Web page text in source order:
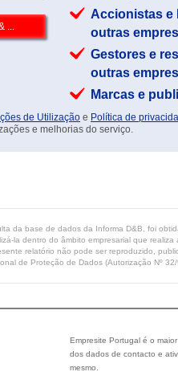
Accionistas e
outras
Gestores e
outras
Marcas e
de Utilização e Política de
e melhorias do serviço.
da base de dados da Informa D&B, foi
la dentro do âmbito empresarial que
relatório não pode ser reproduzido,
de Proteção de Dados (Autorização Nº
Empresite Portugal é o
dos dados de contacto e
mesmo.